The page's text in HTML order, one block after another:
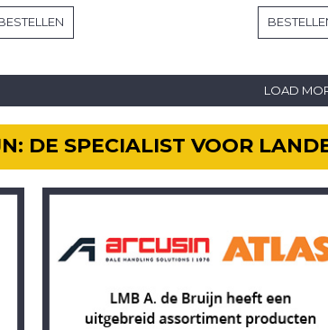
LOAD
DE SPECIALIST VOOR